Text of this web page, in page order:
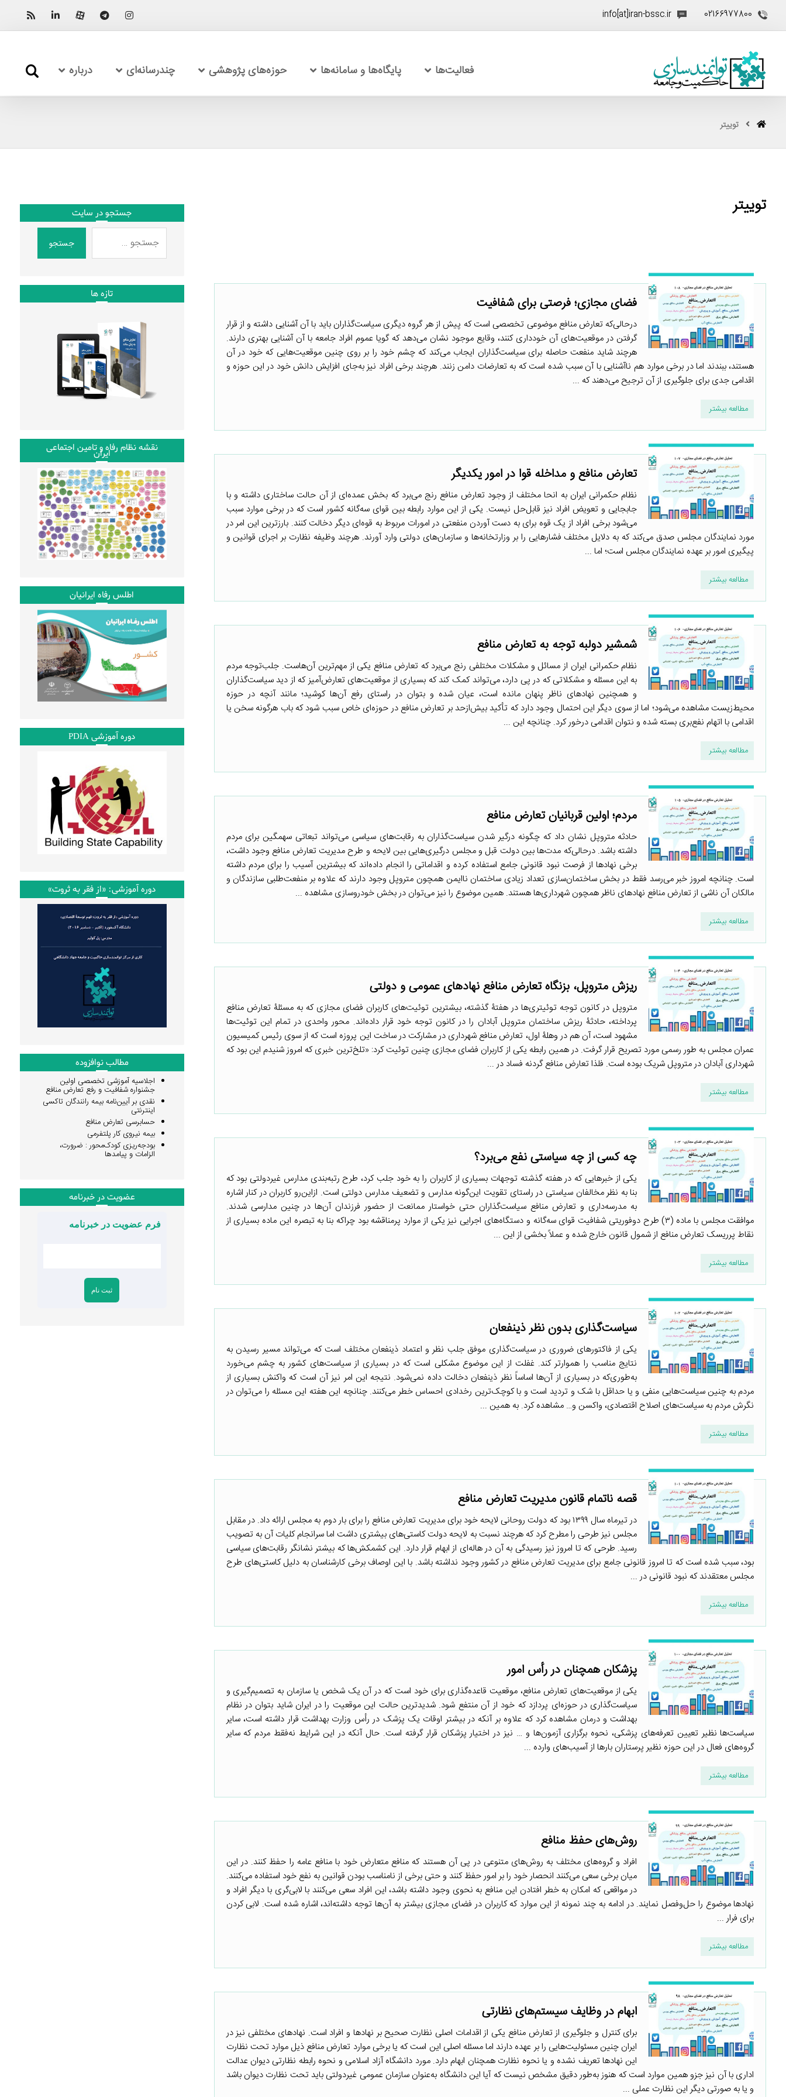
02166977800
info[at]iran-bssc.ir
فعالیت‌ها پایگاه‌ها و سامانه‌ها حوزه‌های پژوهشی چندرسانه‌ای درباره
توییتر
توییتر
فضای مجازی؛ فرصتی برای شفافیت
درحالی‌که تعارض منافع موضوعی تخصصی است که پیش از هر گروه دیگری سیاست‌گذاران باید با آن آشنایی داشته و از قرار
گرفتن در موقعیت‌های آن خودداری کنند، وقایع موجود نشان می‌دهد که گویا عموم افراد جامعه با آن آشنایی بهتری دارند.
هرچند شاید منفعت حاصله برای سیاست‌گذاران ایجاب می‌کند که چشم خود را بر روی چنین موقعیت‌هایی که خود در آن
هستند، ببندند اما در برخی موارد هم ناآشنایی با آن سبب شده است که به تعارضات دامن زنند. هرچند برخی افراد نیز به‌جای افزایش دانش خود در این حوزه و
اقدامی جدی برای جلوگیری از آن ترجیح می‌دهند که ...
مطالعه بیشتر
تعارض منافع و مداخله قوا در امور یکدیگر
نظام حکمرانی ایران به انحا مختلف از وجود تعارض منافع رنج می‌برد که بخش عمده‌ای از آن حالت ساختاری داشته و با
جابجایی و تعویض افراد نیز قابل‌حل نیست. یکی از این موارد رابطه بین قوای سه‌گانه کشور است که در برخی موارد سبب
می‌شود برخی افراد از یک قوه برای به دست آوردن منفعتی در امورات مربوط به قوه‌ای دیگر دخالت کنند. بارزترین این امر در
مورد نمایندگان مجلس صدق می‌کند که به دلایل مختلف فشارهایی را بر وزارتخانه‌ها و سازمان‌های دولتی وارد آورند. هرچند وظیفه نظارت بر اجرای قوانین و
پیگیری امور بر عهده نمایندگان مجلس است؛ اما ...
مطالعه بیشتر
شمشیر دولبه توجه به تعارض منافع
نظام حکمرانی ایران از مسائل و مشکلات مختلفی رنج می‌برد که تعارض منافع یکی از مهم‌ترین آن‌هاست. جلب‌توجه مردم
به این مسئله و مشکلاتی که در پی دارد، می‌تواند کمک کند که بسیاری از موقعیت‌های تعارض‌آمیز که از دید سیاست‌گذاران
و همچنین نهادهای ناظر پنهان مانده است، عیان شده و بتوان در راستای رفع آن‌ها کوشید؛ مانند آنچه در حوزه
محیط‌زیست مشاهده می‌شود؛ اما از سوی دیگر این احتمال وجود دارد که تأکید بیش‌ازحد بر تعارض منافع در حوزه‌ای خاص سبب شود که باب هرگونه سخن یا
اقدامی با اتهام نفع‌بری بسته شده و نتوان اقدامی درخور کرد. چنانچه این ...
مطالعه بیشتر
مردم؛ اولین قربانیان تعارض منافع
حادثه متروپل نشان داد که چگونه درگیر شدن سیاست‌گذاران به رقابت‌های سیاسی می‌تواند تبعاتی سهمگین برای مردم
داشته باشد. درحالی‌که مدت‌ها بین دولت قبل و مجلس درگیری‌هایی بین لایحه و طرح مدیریت تعارض منافع وجود داشت،
برخی نهادها از فرصت نبود قانونی جامع استفاده کرده و اقداماتی را انجام داده‌اند که بیشترین آسیب را برای مردم داشته
است. چنانچه امروز خبر می‌رسد فقط در بخش ساختمان‌سازی تعداد زیادی ساختمان ناایمن همچون متروپل وجود دارند که علاوه بر منفعت‌طلبی سازندگان و
مالکان آن ناشی از تعارض منافع نهادهای ناظر همچون شهرداری‌ها هستند. همین موضوع را نیز می‌توان در بخش خودروسازی مشاهده ...
مطالعه بیشتر
ریزش متروپل، بزنگاه تعارض منافع نهادهای عمومی و دولتی
متروپل در کانون توجه توئیتری‌ها در هفتۀ گذشته، بیشترین توئیت‌های کاربران فضای مجازی که به مسئلۀ تعارض منافع
پرداخته، حادثۀ ریزش ساختمان متروپل آبادان را در کانون توجه خود قرار داده‌اند. محور واحدی در تمام این توئیت‌ها
مشهود است، آن هم در وهلۀ اول، تعارض منافع شهرداری در مشارکت در ساخت این پروزه است که از سوی رئیس کمیسیون
عمران مجلس به طور رسمی مورد تصریح قرار گرفت. در همین رابطه یکی از کاربران فضای مجازی چنین توئیت کرد: «تلخ‌ترین خبری که امروز شنیدم این بود که
شهرداری آبادان در متروپل شریک بوده است. فلذا تعارض منافع گردنه فساد در ...
مطالعه بیشتر
چه کسی از چه سیاستی نفع می‌برد؟
یکی از خبرهایی که در هفته گذشته توجهات بسیاری از کاربران را به خود جلب کرد، طرح رتبه‌بندی مدارس غیردولتی بود که
بنا به نظر مخالفان سیاستی در راستای تقویت این‌گونه مدارس و تضعیف مدارس دولتی است. ازاین‌رو کاربران در کنار اشاره
به مدرسه‌داری و تعارض منافع سیاست‌گذاران حتی خواستار ممانعت از حضور فرزندان آن‌ها در چنین مدارسی شدند.
موافقت مجلس با ماده (۳) طرح دوفوریتی شفافیت قوای سه‌گانه و دستگاه‌های اجرایی نیز یکی از موارد پرمناقشه بود چراکه بنا به تبصره این ماده بسیاری از
نقاط پرریسک تعارض منافع از شمول قانون خارج شده و عملاً بخشی از این ...
مطالعه بیشتر
سیاست‌گذاری بدون نظر ذینفعان
یکی از فاکتورهای ضروری در سیاست‌گذاری موفق جلب نظر و اعتماد ذینفعان مختلف است که می‌تواند مسیر رسیدن به
نتایج مناسب را هموارتر کند. غفلت از این موضوع مشکلی است که در بسیاری از سیاست‌های کشور به چشم می‌خورد
به‌طوری‌که در بسیاری از آن‌ها اساساً نظر ذینفعان دخالت داده نمی‌شود. نتیجه این امر نیز آن است که واکنش بسیاری از
مردم به چنین سیاست‌هایی منفی و یا حداقل با شک و تردید است و با کوچک‌ترین رخدادی احساس خطر می‌کنند. چنانچه این هفته این مسئله را می‌توان در
نگرش مردم به سیاست‌های اصلاح اقتصادی، واکسن و… مشاهده کرد. به همین ...
مطالعه بیشتر
قصه ناتمام قانون مدیریت تعارض منافع
در تیرماه سال ۱۳۹۹ بود که دولت روحانی لایحه خود برای مدیریت تعارض منافع را برای بار دوم به مجلس ارائه داد. در مقابل
مجلس نیز طرحی را مطرح کرد که هرچند نسبت به لایحه دولت کاستی‌های بیشتری داشت اما سرانجام کلیات آن به تصویب
رسید. طرحی که تا امروز نیز رسیدگی به آن در هاله‌ای از ابهام قرار دارد. این کشمکش‌ها که بیشتر نشانگر رقابت‌های سیاسی
بود، سبب شده است که تا امروز قانونی جامع برای مدیریت تعارض منافع در کشور وجود نداشته باشد. با این اوصاف برخی کارشناسان به دلیل کاستی‌های طرح
مجلس معتقدند که نبود قانونی در ...
مطالعه بیشتر
پزشکان همچنان در رأس امور
یکی از موقعیت‌های تعارض منافع، موقعیت قاعده‌گذاری برای خود است که در آن یک شخص یا سازمان به تصمیم‌گیری و
سیاست‌گذاری در حوزه‌ای پردازد که خود از آن منتفع شود. شدیدترین حالت این موقعیت را در ایران شاید بتوان در نظام
بهداشت و درمان مشاهده کرد که علاوه بر آنکه در بیشتر اوقات یک پزشک در رأس وزارت بهداشت قرار داشته است، سایر
سیاست‌ها نظیر تعیین تعرفه‌های پزشکی، نحوه برگزاری آزمون‌ها و … نیز در اختیار پزشکان قرار گرفته است. حال آنکه در این شرایط نه‌فقط مردم که سایر
گروه‌های فعال در این حوزه نظیر پرستاران بارها از آسیب‌های وارده ...
مطالعه بیشتر
روش‌های حفظ منافع
افراد و گروه‌های مختلف به روش‌های متنوعی در پی آن هستند که منافع متعارض خود با منافع عامه را حفظ کنند. در این
میان برخی سعی می‌کنند انحصار خود را بر امور حفظ کنند و حتی برخی از نامناسب بودن قوانین به نفع خود استفاده می‌کنند.
در مواقعی که امکان به خطر افتادن این منافع به نحوی وجود داشته باشد، این افراد سعی می‌کنند با لابی‌گری با دیگر افراد و
نهادها موضوع را حل‌وفصل نمایند. در ادامه به چند نمونه از این موارد که کاربران در فضای مجازی بیشتر به آن‌ها توجه داشته‌اند، اشاره شده است. لابی کردن
برای فرار ...
مطالعه بیشتر
ابهام در وظایف سیستم‌های نظارتی
برای کنترل و جلوگیری از تعارض منافع یکی از اقدامات اصلی نظارت صحیح بر نهادها و افراد است. نهادهای مختلفی نیز در
ایران چنین مسئولیت‌هایی را بر عهده دارند اما مسئله اصلی این است که یا برخی موارد تعارض منافع ذیل موارد تحت نظارت
این نهادها تعریف نشده و یا نحوه نظارت همچنان ابهام دارد. مورد دانشگاه آزاد اسلامی و نحوه رابطه نظارتی دیوان عدالت
اداری با آن نیز جزو همین موارد است که هنوز به‌طور دقیق مشخص نیست که آیا این دانشگاه به‌عنوان سازمان عمومی غیردولتی باید تحت نظارت دیوان باشد
و یا به صورتی دیگر این نظارت عملی ...
جستجو در سایت
جستجو
تازه ها
نقشه نظام رفاه و تامین اجتماعی
ایران
اطلس رفاه ایرانیان
دوره آموزشی PDIA
دوره آموزشی: «از فقر به ثروت»
مطالب نوافزوده
اجلاسیه آموزشی تخصصی اولین
جشنواره شفافیت و رفع تعارض منافع
نقدی بر آیین‌نامه بیمه رانندگان تاکسی
اینترنتی
حسابرسی تعارض منافع
بیمه نیروی کار پلتفرمی
بودجه‌ریزی کودک‌محور : ضرورت،
الزامات و پیامدها
عضویت در خبرنامه
فرم عضویت در خبرنامه